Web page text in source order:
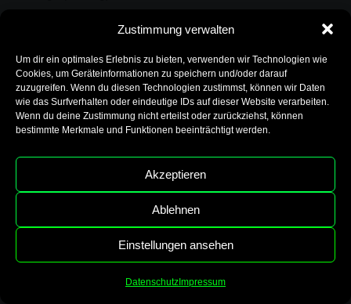
Zustimmung verwalten
Um dir ein optimales Erlebnis zu bieten, verwenden wir Technologien wie
Cookies, um Geräteinformationen zu speichern und/oder darauf
zuzugreifen. Wenn du diesen Technologien zustimmst, können wir Daten
wie das Surfverhalten oder eindeutige IDs auf dieser Website verarbeiten.
Wenn du deine Zustimmung nicht erteilst oder zurückziehst, können
bestimmte Merkmale und Funktionen beeinträchtigt werden.
Akzeptieren
Ablehnen
Einstellungen ansehen
Datenschutz Impressum
Website erhalten. Diese Informationen werden u. a.
verwendet, um Videostatistiken zu erfassen, die
Anwenderfreundlichkeit zu verbessern und
Betrugsversuchen vorzubeugen.
Gegebenenfalls können nach dem Start eines
YouTube-Videos weitere
Datenverarbeitungsvorgänge ausgelöst werden, auf
die wir keinen Einfluss haben.
Die Nutzung von YouTube erfolgt im Interesse einer
ansprechenden Darstellung unserer Online-
Angebote. Dies stellt ein berechtigtes Interesse im